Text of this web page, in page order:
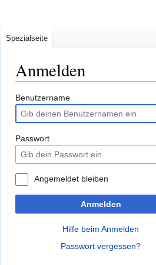
Anmelden
Zur
Navigation
springen
Zur
Suche
springen
Benutzername
Passwort
Angemeldet bleiben
Anmelden
Hilfe beim Anmelden
Passwort vergessen?
Spezialseite